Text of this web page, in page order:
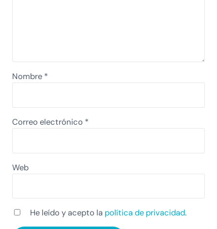
Nombre *
Correo electrónico *
Web
He leído y acepto la política de privacidad.